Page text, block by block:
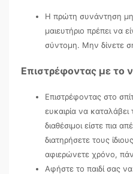
Η πρώτη συνάντηση
μαιευτήριο πρέπει να
σύντομη. Μην δίνετε
Επιστρέφοντας με το
Επιστρέφοντας στο
ευκαιρία να
διαθέσιμοι είστε πια
διατηρήσετε τους
αφιερώνετε χρόνο,
Αφήστε το παιδί σας